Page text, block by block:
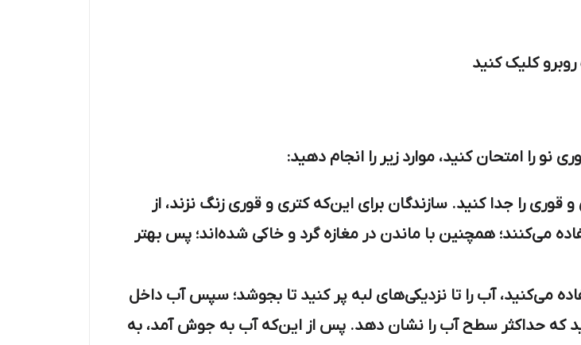
کلیک کنید
نو را امتحان کنید، موارد زیر را انجام دهید:
را جدا کنید. سازندگان برای این‌که کتری و قوری زنگ نزند، از
می‌کنند؛ همچنین با ماندن در مغازه گرد و خاکی شده‌اند؛ پس بهتر
می‌کنید، آب را تا نزدیکی‌های لبه پر کنید تا بجوشد؛ سپس آب داخل
که حداکثر سطح آب را نشان دهد. پس از این‌که آب به جوش آمد، به